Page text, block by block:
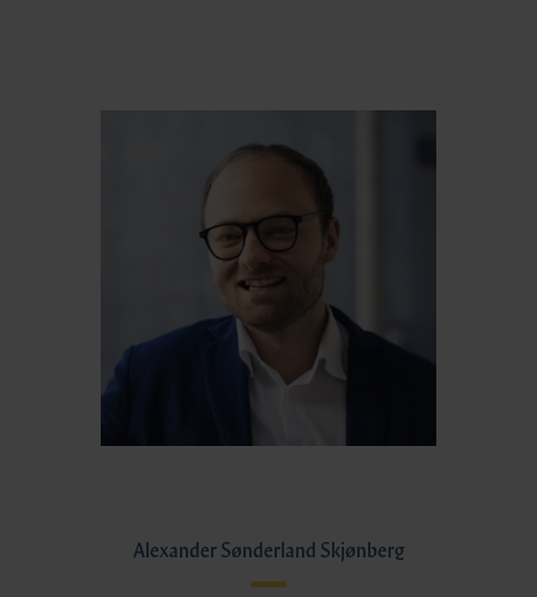
Alexander Sønderland Skjønberg